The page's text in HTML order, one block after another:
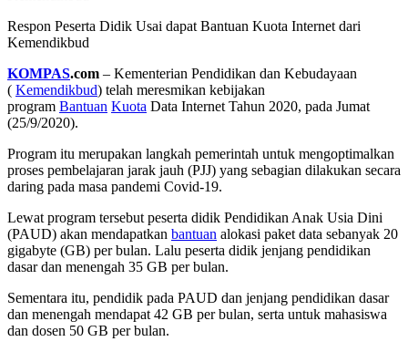
Respon Peserta Didik Usai dapat Bantuan Kuota Internet dari
Kemendikbud
KOMPAS.com – Kementerian Pendidikan dan Kebudayaan
( Kemendikbud) telah meresmikan kebijakan
program Bantuan Kuota Data Internet Tahun 2020, pada Jumat
(25/9/2020).
Program itu merupakan langkah pemerintah untuk mengoptimalkan
proses pembelajaran jarak jauh (PJJ) yang sebagian dilakukan secara
daring pada masa pandemi Covid-19.
Lewat program tersebut peserta didik Pendidikan Anak Usia Dini
(PAUD) akan mendapatkan bantuan alokasi paket data sebanyak 20
gigabyte (GB) per bulan. Lalu peserta didik jenjang pendidikan
dasar dan menengah 35 GB per bulan.
Sementara itu, pendidik pada PAUD dan jenjang pendidikan dasar
dan menengah mendapat 42 GB per bulan, serta untuk mahasiswa
dan dosen 50 GB per bulan.